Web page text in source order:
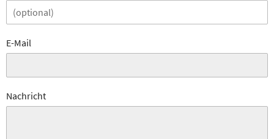
E-Mail
Nachricht